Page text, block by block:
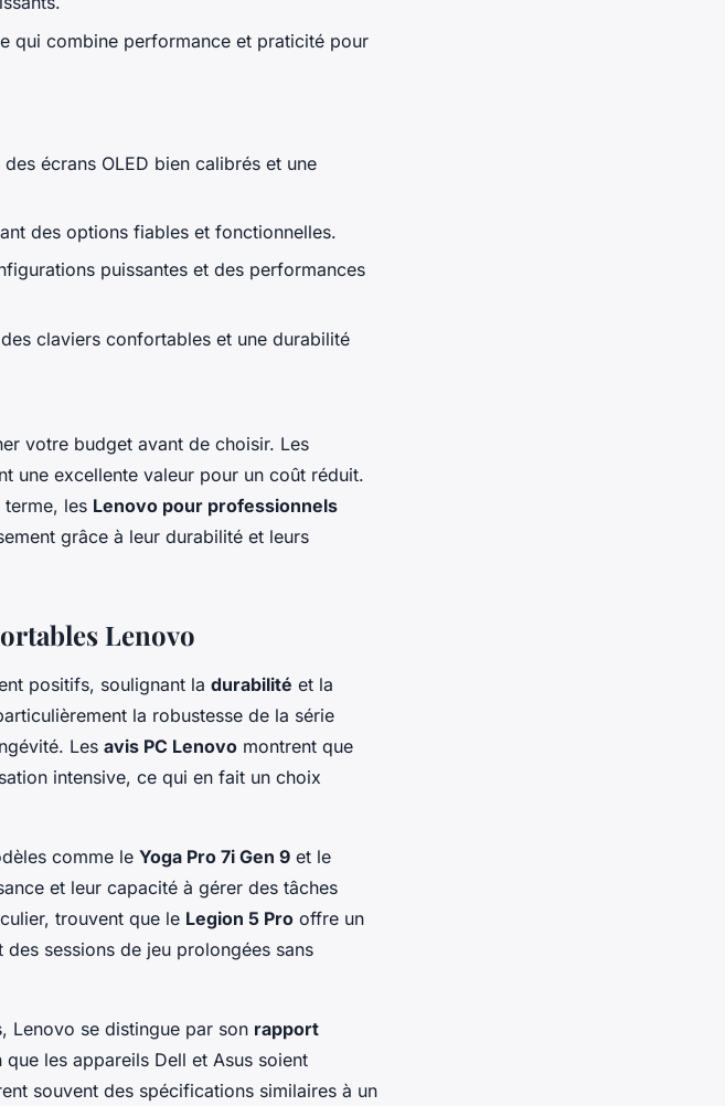
qui combine performance et praticité pour
écrans OLED bien calibrés et une
des options fiables et fonctionnelles.
puissantes et des performances
claviers confortables et une durabilité
votre budget avant de choisir. Les
une excellente valeur pour un coût réduit.
terme, les Lenovo pour professionnels
grâce à leur durabilité et leurs
Lenovo
positifs, soulignant la durabilité et la
la robustesse de la série
Les avis PC Lenovo montrent que
intensive, ce qui en fait un choix
comme le Yoga Pro 7i Gen 9 et le
et leur capacité à gérer des tâches
trouvent que le Legion 5 Pro offre un
des sessions de jeu prolongées sans
Lenovo se distingue par son rapport
les appareils Dell et Asus soient
souvent des spécifications similaires à un